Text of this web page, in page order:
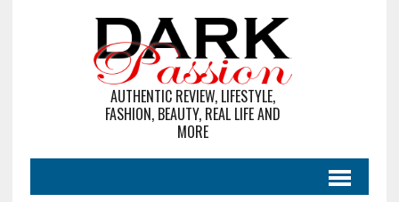
AUTHENTIC REVIEW, LIFESTYLE,
FASHION, BEAUTY, REAL LIFE AND
MORE